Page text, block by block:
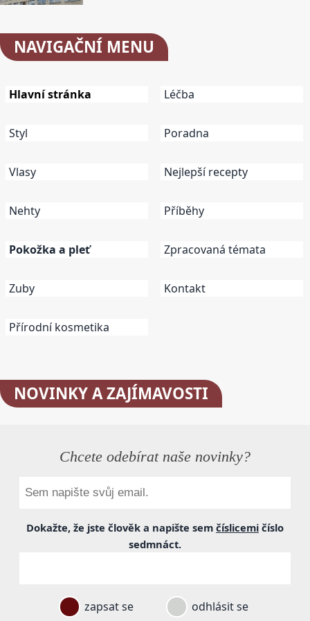
NAVIGAČNÍ MENU
Hlavní stránka
Styl
Vlasy
Nehty
Pokožka a pleť
Zuby
Přírodní kosmetika
Léčba
Poradna
Nejlepší recepty
Příběhy
Zpracovaná témata
Kontakt
NOVINKYA ZAJÍMAVOSTI
Chcete odebírat naše novinky?
Dokažte, že jste člověk a napište sem číslicemi číslo
sedmnáct.
zapsat se odhlásit se